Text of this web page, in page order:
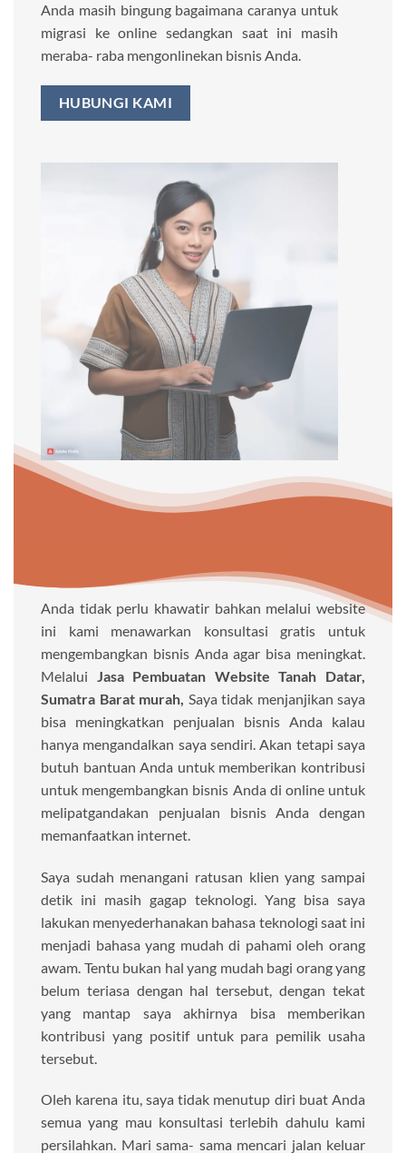
Anda masih bingung bagaimana caranya untuk
migrasi ke online sedangkan saat ini masih
meraba- raba mengonlinekan bisnis Anda.
HUBUNGI KAMI
Anda tidak perlu khawatir bahkan melalui website
ini kami menawarkan konsultasi gratis untuk
mengembangkan bisnis Anda agar bisa meningkat.
Melalui
Jasa Pembuatan Website Tanah Datar,
Sumatra Barat murah, Saya tidak menjanjikan saya
bisa meningkatkan penjualan bisnis Anda kalau
hanya mengandalkan saya sendiri. Akan tetapi saya
butuh bantuan Anda untuk memberikan kontribusi
untuk mengembangkan bisnis Anda di online untuk
melipatgandakan penjualan bisnis Anda dengan
memanfaatkan internet.
Saya sudah menangani ratusan klien yang sampai
detik ini masih gagap teknologi. Yang bisa saya
lakukan menyederhanakan bahasa teknologi saat ini
menjadi bahasa yang mudah di pahami oleh orang
awam. Tentu bukan hal yang mudah bagi orang yang
belum teriasa dengan hal tersebut, dengan tekat
yang mantap saya akhirnya bisa memberikan
kontribusi yang positif untuk para pemilik usaha
tersebut.
Oleh karena itu, saya tidak menutup diri buat Anda
semua yang mau konsultasi terlebih dahulu kami
persilahkan. Mari sama- sama mencari jalan keluar